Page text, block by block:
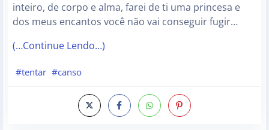
inteiro, de corpo e alma, farei de ti uma princesa e
dos meus encantos você não vai conseguir fugir…
(…Continue Lendo…)
#tentar #canso